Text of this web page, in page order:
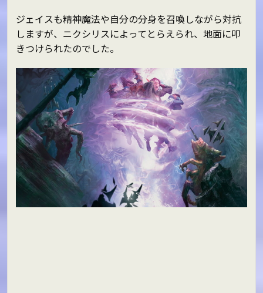
ジェイスも精神魔法や自分の分身を召喚しながら対抗
しますが、ニクシリスによってとらえられ、地面に叩
きつけられたのでした。